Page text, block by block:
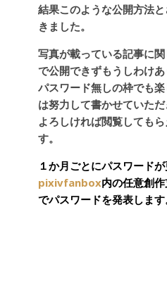
結果このような公開方法
きました。
写真が載っている記事に
で公開できずもうしわけあ
パスワード無しの枠でも
は努力して書かせていただ
よろしければ閲覧しても
す。
１か月ごとにパスワードが
pixivfanbox内の任意創
でパスワードを発表します